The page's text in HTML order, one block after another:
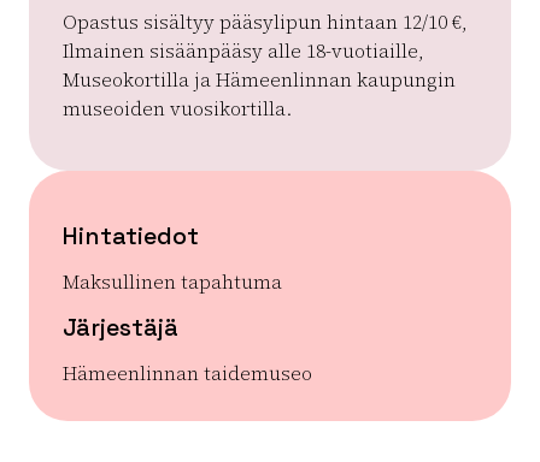
Opastus sisältyy pääsylipun hintaan 12/10 €,
Ilmainen sisäänpääsy alle 18-vuotiaille,
Museokortilla ja Hämeenlinnan kaupungin
museoiden vuosikortilla.
Hintatiedot
Maksullinen tapahtuma
Järjestäjä
Hämeenlinnan taidemuseo
OpenStreetMap